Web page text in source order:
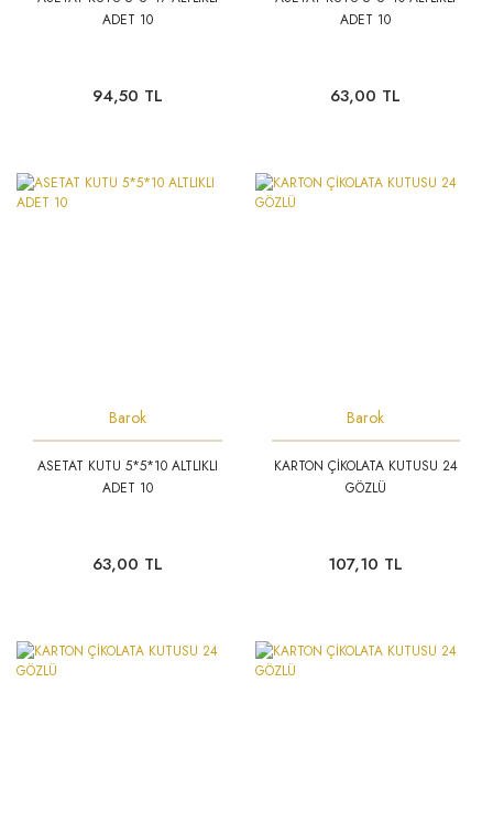
ADET 10
94,50 TL
ADET 10
63,00 TL
Barok
ASETAT KUTU 5*5*10 ALTLIKLI
ADET 10
63,00 TL
Barok
KARTON ÇİKOLATA KUTUSU 24
GÖZLÜ
107,10 TL